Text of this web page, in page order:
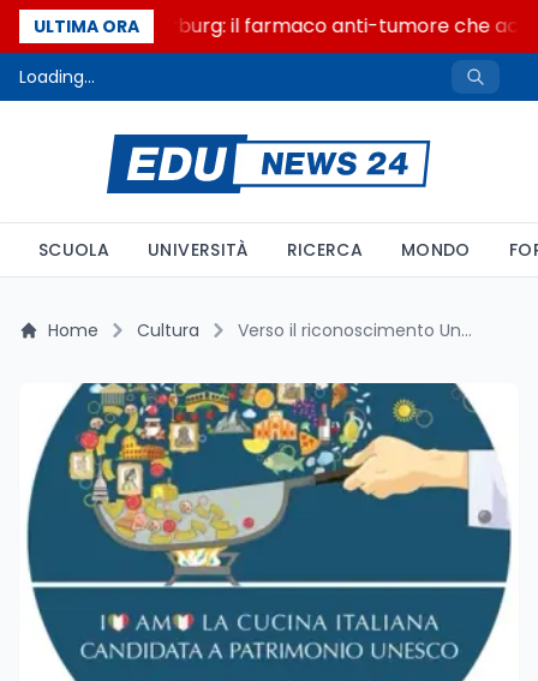
ULTIMA ORA
Un secolo di Warburg: il farmaco anti-tumore che
Loading...
SCUOLA UNIVERSITÀ RICERCA MONDO
Home Cultura Verso il riconoscimento Unesco: la Cucina Italiana come Patrimonio dell’Umanità e la mobilitazione di Al Bano e Mogol